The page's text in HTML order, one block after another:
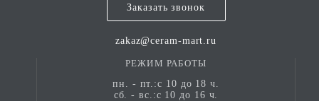
будущем предприятие стремится стать одним из
настенной и напольной плитки в Индии, продолжая
покорять новые вершины на мировом рынке.
Заказать звонок
zakaz@ceram-mart.ru
РЕЖИМ РАБОТЫ
пн. - пт.:с 10 до 18 ч.
сб. - вс.:с 10 до 16 ч.